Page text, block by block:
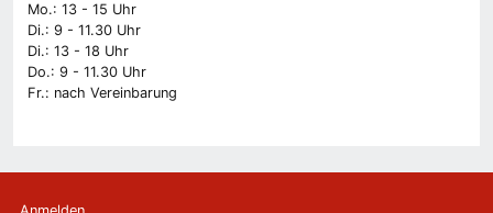
Mo.: 13 - 15 Uhr
Di.: 9 - 11.30 Uhr
Di.: 13 - 18 Uhr
Do.: 9 - 11.30 Uhr
Fr.: nach Vereinbarung